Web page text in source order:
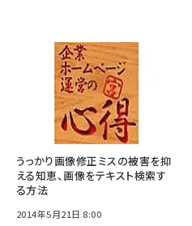
うっかり画像修正ミスの被害を抑
える知恵、画像をテキスト検索す
る方法
2014年5月21日 8:00